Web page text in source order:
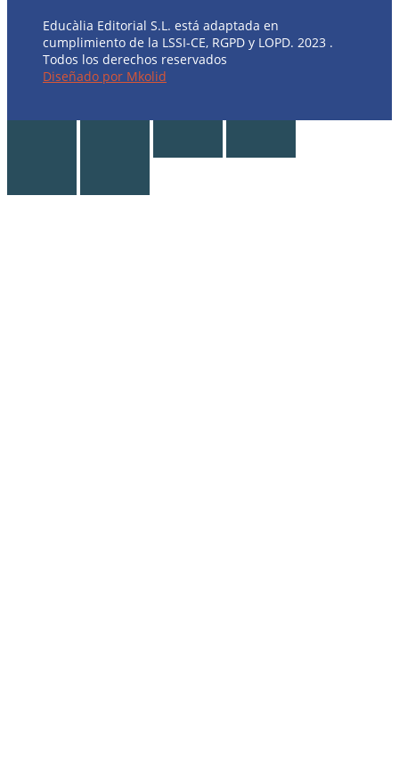
Educàlia Editorial S.L. está adaptada en
cumplimiento de la LSSI-CE, RGPD y LOPD. 2023 .
Todos los derechos reservados
Diseñado por Mkolid